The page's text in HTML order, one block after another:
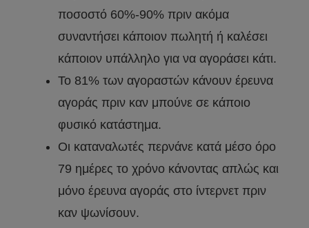
ποσοστό 60%-90% πριν ακόμα
συναντήσει κάποιον πωλητή ή καλέσει
κάποιον υπάλληλο για να αγοράσει κάτι.
Το 81% των αγοραστών κάνουν έρευνα
αγοράς πριν καν μπούνε σε κάποιο
φυσικό κατάστημα.
Οι καταναλωτές περνάνε κατά μέσο όρο
79 ημέρες το χρόνο κάνοντας απλώς και
μόνο έρευνα αγοράς στο ίντερνετ πριν
καν ψωνίσουν.